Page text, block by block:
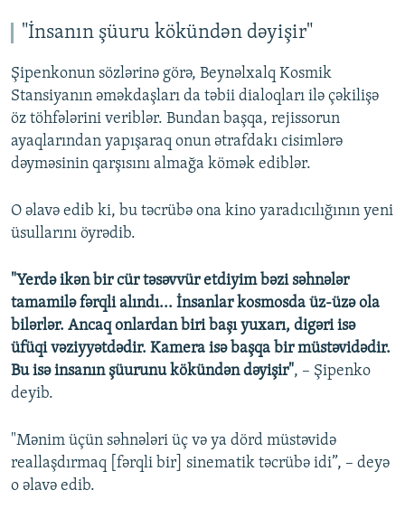
"İnsanın şüuru kökündən dəyişir"
Şipenkonun sözlərinə görə, Beynəlxalq Kosmik
Stansiyanın əməkdaşları da təbii dialoqları ilə çəkilişə
öz töhfələrini veriblər. Bundan başqa, rejissorun
ayaqlarından yapışaraq onun ətrafdakı cisimlərə
dəyməsinin qarşısını almağa kömək ediblər.
O əlavə edib ki, bu təcrübə ona kino yaradıcılığının yeni
üsullarını öyrədib.
"Yerdə ikən bir cür təsəvvür etdiyim bəzi səhnələr
tamamilə fərqli alındı... İnsanlar kosmosda üz-üzə ola
bilərlər. Ancaq onlardan biri başı yuxarı, digəri isə
üfüqi vəziyyətdədir. Kamera isə başqa bir müstəvidədir.
Bu isə insanın şüurunu kökündən dəyişir", – Şipenko
deyib.
"Mənim üçün səhnələri üç və ya dörd müstəvidə
reallaşdırmaq [fərqli bir] sinematik təcrübə idi”, – deyə
o əlavə edib.